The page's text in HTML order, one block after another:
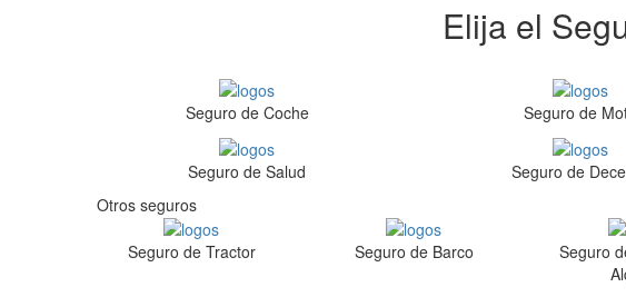
Elija el
Seguro de Coche Seguro de
Seguro de Salud Seguro de
Otros seguros
Seguro de Tractor Seguro de Barco
Seguro